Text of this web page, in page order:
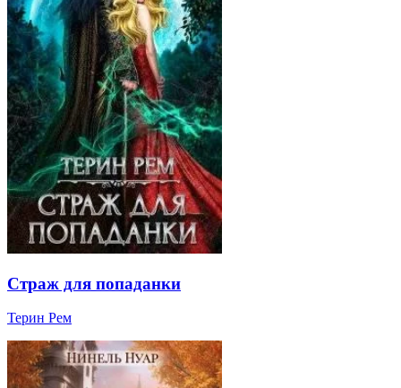
Страж для попаданки
Терин Рем